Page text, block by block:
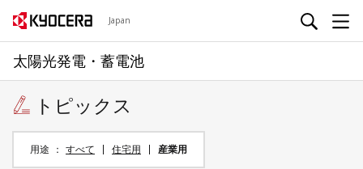
Japan
太陽光発電・蓄電池
トピックス
用途 すべて 住宅用 産業用